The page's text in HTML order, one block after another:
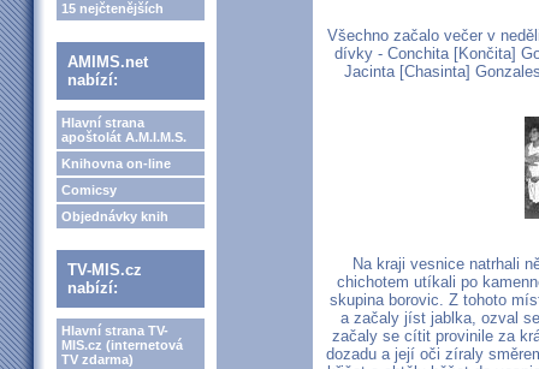
15 nejčtenějších
AMIMS.net
nabízí:
Hlavní strana
apoštolát A.M.I.M.S.
Knihovna on-line
Comicsy
Objednávky knih
TV-MIS.cz
nabízí:
Hlavní strana TV-
MIS.cz (internetová
TV zdarma)
Všechno začalo večer v
dívky - Conchita [Končita]
Jacinta [Chasinta]
Na kraji vesnice natrhali
chichotem utíkali po
skupina borovic. Z tohoto
a začaly jíst jablka, ozval
začaly se cítit provinile za
dozadu a její oči zíraly